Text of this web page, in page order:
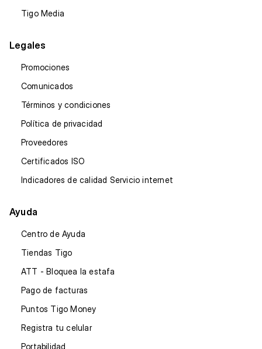
Tigo Media
Legales
Promociones
Comunicados
Términos y condiciones
Política de privacidad
Proveedores
Certificados ISO
Indicadores de calidad Servicio internet
Ayuda
Centro de Ayuda
Tiendas Tigo
ATT - Bloquea la estafa
Pago de facturas
Puntos Tigo Money
Registra tu celular
Portabilidad